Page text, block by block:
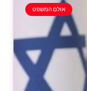
אולם המשפט